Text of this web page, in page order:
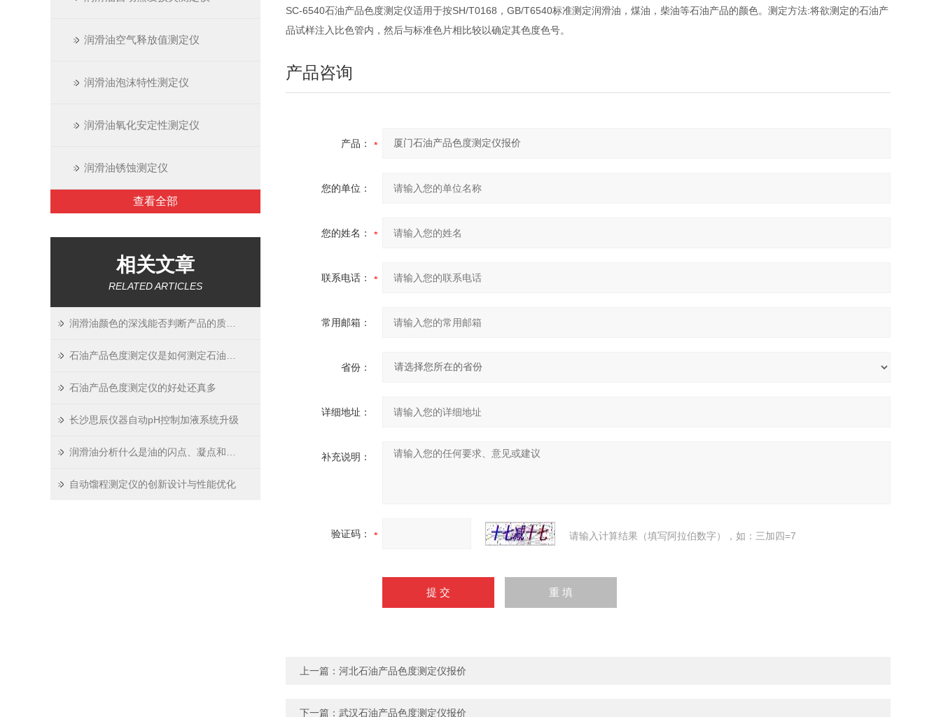
润滑油空气释放值测定仪
润滑油泡沫特性测定仪
润滑油氧化安定性测定仪
润滑油锈蚀测定仪
查看全部
相关文章
RELATED ARTICLES
石油产品色度测定仪的好处还真多
长沙思辰仪器自动pH控制加液系统升级
自动馏程测定仪的创新设计与性能优化
SC-6540石油产品色度测定仪适用于按SH/T0168，GB/T6540标准测定润滑油，煤油，柴油等石油产品的颜色。测定方法:将欲测定的石油产
品试样注入比色管内，然后与标准色片相比较以确定其色度色号。
产品咨询
产品：
您的单位：
您的姓名：
联系电话：
常用邮箱：
省份：
详细地址：
补充说明：
验证码： 请输入计算结果（填写阿拉伯数字），如：三加四=7
上一篇： 河北石油产品色度测定仪报价
下一篇： 武汉石油产品色度测定仪报价